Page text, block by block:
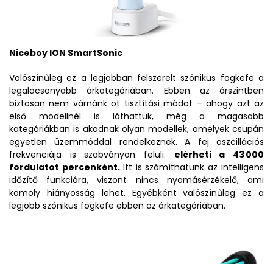
Niceboy ION SmartSonic
Valószínűleg ez a legjobban felszerelt szónikus fogkefe a
legalacsonyabb árkategóriában. Ebben az árszintben
biztosan nem várnánk öt tisztítási módot – ahogy azt az
első modellnél is láthattuk, még a magasabb
kategóriákban is akadnak olyan modellek, amelyek csupán
egyetlen üzemmóddal rendelkeznek. A fej oszcillációs
frekvenciája is szabványon felüli: elérheti a 43 000
fordulatot percenként. Itt is számíthatunk az intelligens
időzítő funkcióra, viszont nincs nyomásérzékelő, ami
komoly hiányosság lehet. Egyébként valószínűleg ez a
legjobb szónikus fogkefe ebben az árkategóriában.